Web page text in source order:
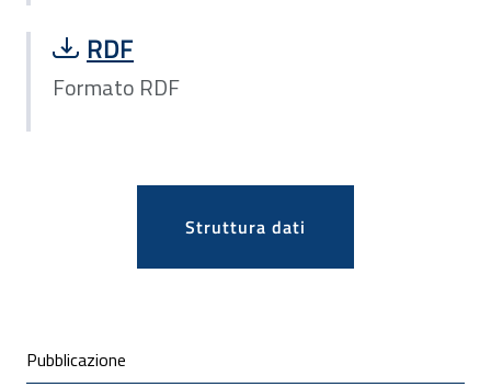
Scarica file Formato RDF:
RDF
Formato RDF
Apri
Struttura dati
Condivisione social
Pubblicazione